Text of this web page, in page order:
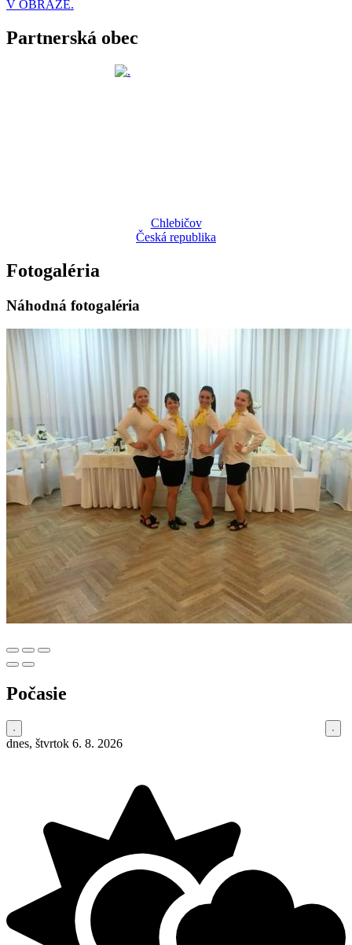
V OBRAZE.
Partnerská obec
Chlebičov
Česká republika
Fotogaléria
Náhodná fotogaléria
Počasie
dnes, štvrtok 6. 8. 2026